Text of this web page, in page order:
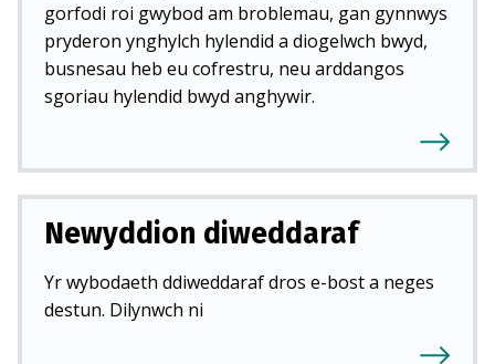
gorfodi roi gwybod am broblemau, gan gynnwys
pryderon ynghylch hylendid a diogelwch bwyd,
busnesau heb eu cofrestru, neu arddangos
sgoriau hylendid bwyd anghywir.
Newyddion diweddaraf
Yr wybodaeth ddiweddaraf dros e-bost a neges
destun. Dilynwch ni